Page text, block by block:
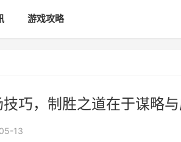
游戏攻略
巧，制胜之道在于谋略
13